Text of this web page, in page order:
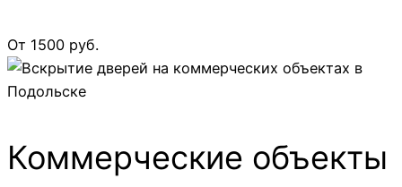
От 1500 руб.
Коммерческие объекты